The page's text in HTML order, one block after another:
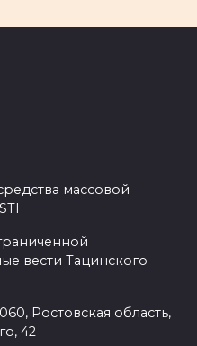
массовой
вести Тацинского
Ростовская область,
42